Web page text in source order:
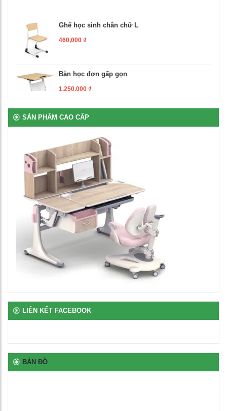
460,000₫
1,250,000₫
Ghế xoay văn phòng
1,500,000₫
Bàn giáo viên có hộc ngăn kéo
3,560,000
Bàn để máy tính 2 chỗ chân sắt
2,650,000₫
Bàn ghế bán trú rời gỗ tự nhiên phủ vernia
2,700,000
100₫
Bịt nhựa móng ngựa chữ L
SẢN PHẨM CAO CẤP
LIÊN KẾT FACEBOOK
BẢN ĐỒ